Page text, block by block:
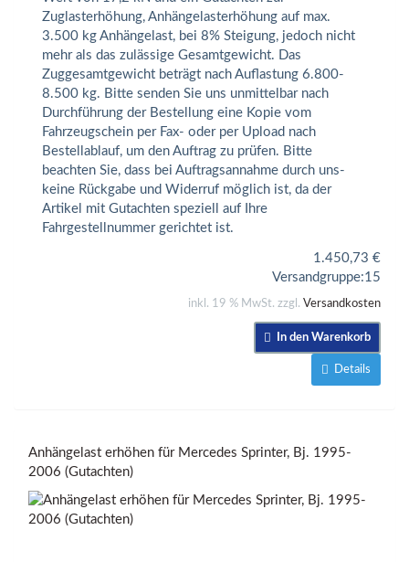
Zuglasterhöhung, Anhängelasterhöhung auf max.
3.500 kg Anhängelast, bei 8% Steigung, jedoch nicht
mehr als das zulässige Gesamtgewicht. Das
Zuggesamtgewicht beträgt nach Auflastung 6.800-
8.500 kg. Bitte senden Sie uns unmittelbar nach
Durchführung der Bestellung eine Kopie vom
Fahrzeugschein per Fax- oder per Upload nach
Bestellablauf, um den Auftrag zu prüfen. Bitte
beachten Sie, dass bei Auftragsannahme durch uns-
keine Rückgabe und Widerruf möglich ist, da der
Artikel mit Gutachten speziell auf Ihre
Fahrgestellnummer gerichtet ist.
1.450,73 €
Versandgruppe:15
inkl. 19 % MwSt. zzgl. Versandkosten
In den Warenkorb
Details
Anhängelast erhöhen für Mercedes Sprinter, Bj. 1995-
2006 (Gutachten)